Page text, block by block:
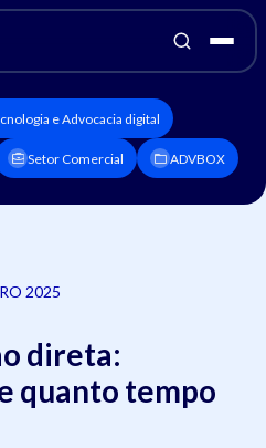
e Advocacia digital
Setor Comercial ADVBOX
2025
direta:
quanto tempo